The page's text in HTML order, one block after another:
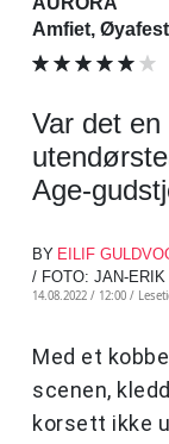
Amfiet,
Var det
Age-
BY EILIF
/ FOTO: JAN-
14.08.2022 / 12:00 /
Med et
scenen,
korsett ikke